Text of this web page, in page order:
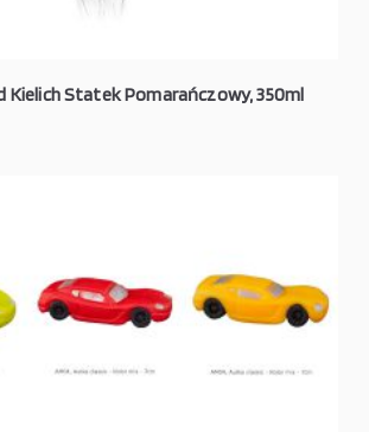
Kielich Statek Pomarańczowy, 350ml